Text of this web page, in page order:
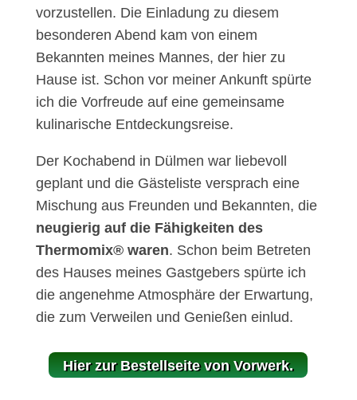
vorzustellen. Die Einladung zu diesem
besonderen Abend kam von einem
Bekannten meines Mannes, der hier zu
Hause ist. Schon vor meiner Ankunft spürte
ich die Vorfreude auf eine gemeinsame
kulinarische Entdeckungsreise.
Der Kochabend in Dülmen war liebevoll
geplant und die Gästeliste versprach eine
Mischung aus Freunden und Bekannten, die
neugierig auf die Fähigkeiten des
Thermomix® waren. Schon beim Betreten
des Hauses meines Gastgebers spürte ich
die angenehme Atmosphäre der Erwartung,
die zum Verweilen und Genießen einlud.
Hier zur Bestellseite von Vorwerk.